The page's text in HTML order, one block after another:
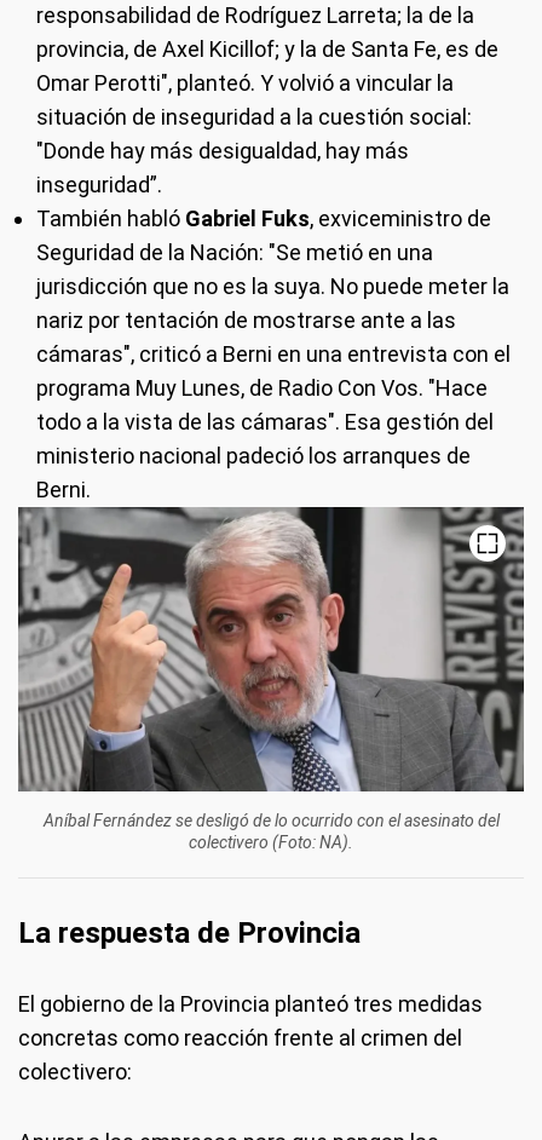
responsabilidad de Rodríguez Larreta; la de la
provincia, de Axel Kicillof; y la de Santa Fe, es de
Omar Perotti", planteó. Y volvió a vincular la
situación de inseguridad a la cuestión social:
"Donde hay más desigualdad, hay más
inseguridad”.
También habló Gabriel Fuks, exviceministro de
Seguridad de la Nación: "Se metió en una
jurisdicción que no es la suya. No puede meter la
nariz por tentación de mostrarse ante a las
cámaras", criticó a Berni en una entrevista con el
programa Muy Lunes, de Radio Con Vos. "Hace
todo a la vista de las cámaras". Esa gestión del
ministerio nacional padeció los arranques de
Berni.
Aníbal Fernández se desligó de lo ocurrido con el asesinato del
colectivero (Foto: NA).
La respuesta de Provincia
El gobierno de la Provincia planteó tres medidas
concretas como reacción frente al crimen del
colectivero: